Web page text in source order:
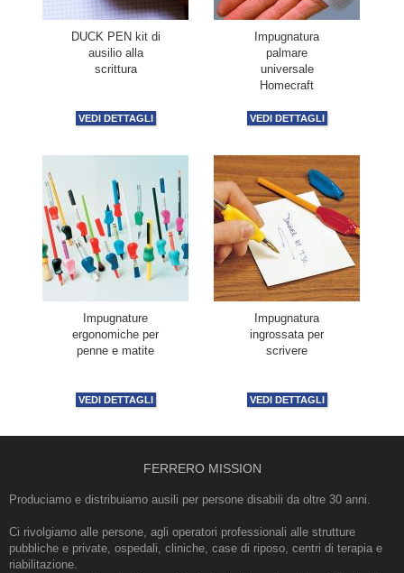
DUCK PEN kit di
ausilio alla
scrittura
VEDI DETTAGLI
Impugnatura
palmare
universale
Homecraft
VEDI DETTAGLI
Impugnature
ergonomiche per
penne e matite
VEDI DETTAGLI
Impugnatura
ingrossata per
scrivere
VEDI DETTAGLI
FERRERO MISSION
Produciamo e distribuiamo ausili per persone disabili da oltre 30 anni.
Ci rivolgiamo alle persone, agli operatori professionali alle strutture
pubbliche e private, ospedali, cliniche, case di riposo, centri di terapia e
riabilitazione.